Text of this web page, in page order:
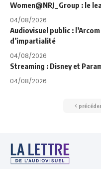
Women@NRJ_Group : le
04/08/2026
Audiovisuel public :
d’impartialité
04/08/2026
Streaming : Disney et
04/08/2026